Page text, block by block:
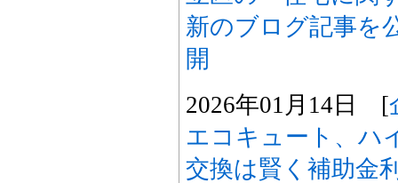
新のブログ記事を
開
2026年01月14日 [
エコキュート、ハ
交換は賢く補助金